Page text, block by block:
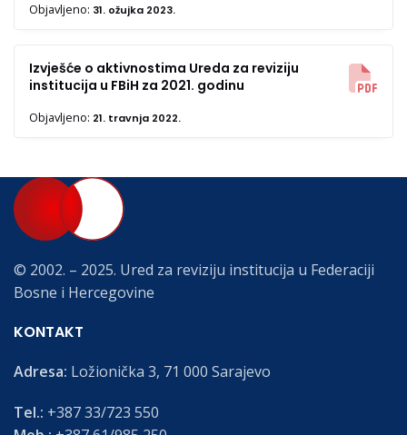
Objavljeno: 31. ožujka 2023.
Izvješće o aktivnostima Ureda za reviziju
institucija u FBiH za 2021. godinu
Objavljeno: 21. travnja 2022.
© 2002. – 2025. Ured za reviziju institucija u Federaciji
Bosne i Hercegovine
KONTAKT
Adresa: Ložionička 3, 71 000 Sarajevo
Tel.: +387 33/723 550